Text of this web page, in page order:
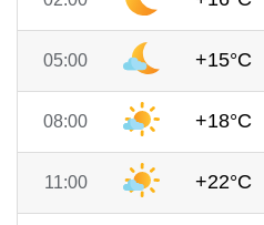
05:00 +15°C
08:00 +18°C
11:00 +22°C